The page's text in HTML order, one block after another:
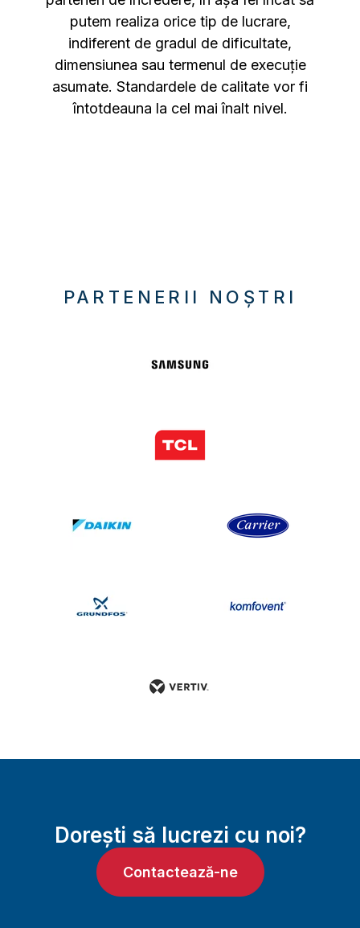
putem realiza orice tip de lucrare,
indiferent de gradul de dificultate,
dimensiunea sau termenul de execuție
asumate. Standardele de calitate vor fi
întotdeauna la cel mai înalt nivel.
PARTENERII NOȘTRI
Dorești să lucrezi cu noi?
Contactează-ne